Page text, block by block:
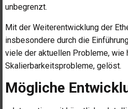
unbegrenzt.
Mit der Weiterentwicklung der
insbesondere durch die
viele der aktuellen Probleme, wie
Skalierbarkeitsprobleme, gelöst.
Mögliche